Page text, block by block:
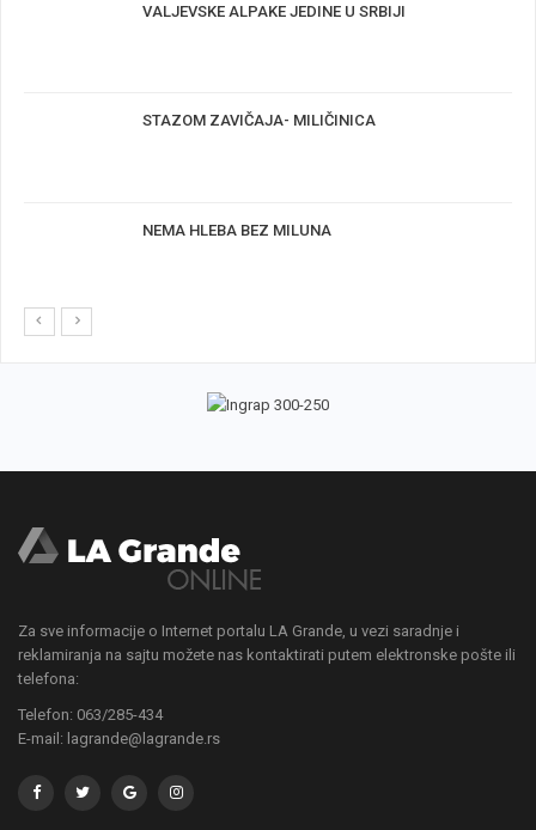
VALJEVSKE ALPAKE JEDINE U SRBIJI
STAZOM ZAVIČAJA- MILIČINICA
NEMA HLEBA BEZ MILUNA
Za sve informacije o Internet portalu LA Grande, u vezi saradnje i
reklamiranja na sajtu možete nas kontaktirati putem elektronske pošte ili
telefona:
Telefon: 063/285-434
E-mail: lagrande@lagrande.rs